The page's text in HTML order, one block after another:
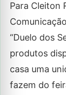
Para Cleiton
“Duelo dos
produtos
casa uma
fazem do